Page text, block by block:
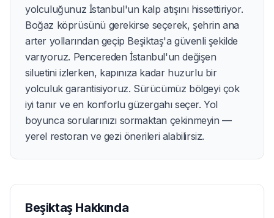
yolculuğunuz İstanbul'un kalp atışını hissettiriyor.
Boğaz köprüsünü gerekirse seçerek, şehrin ana
arter yollarından geçip Beşiktaş'a güvenli şekilde
varıyoruz. Pencereden İstanbul'un değişen
siluetini izlerken, kapınıza kadar huzurlu bir
yolculuk garantisiyoruz. Sürücümüz bölgeyi çok
iyi tanır ve en konforlu güzergahı seçer. Yol
boyunca sorularınızı sormaktan çekinmeyin —
yerel restoran ve gezi önerileri alabilirsiz.
Beşiktaş Hakkında